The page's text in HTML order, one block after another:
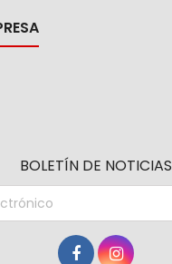
BOLETÍN DE NOTICIAS